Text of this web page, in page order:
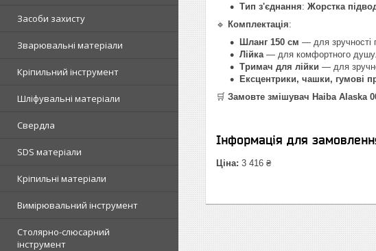
Засоби захисту
Зварювальні матеріали
Кріпильний інструмент
Шліфувальні матеріали
Свердла
SDS матеріали
Кріпильні матеріали
Вимірювальний інструмент
Столярно-слюсарний
інструмент
Тип з'єднання: Жорстка
🔹 Комплектація:
Шланг 150 см — для зручності
Лійка— для комфортного душу.
Тримач для лійки — для
Ексцентрики, чашки, гумові
🛒 Замовте змішувач Haiba Alaska
Інформація для
Ціна: 3 416 ₴